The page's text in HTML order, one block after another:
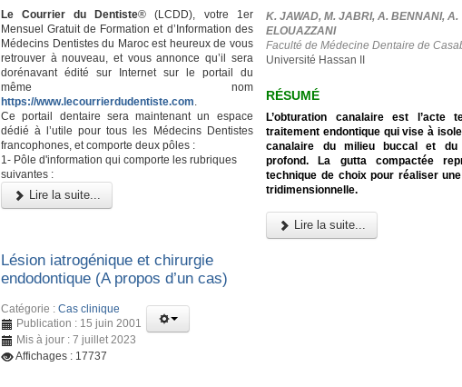
Le Courrier du Dentiste® (LCDD), votre 1er
Mensuel Gratuit de Formation et d’Information des
Médecins Dentistes du Maroc est heureux de vous
retrouver à nouveau, et vous annonce qu’il sera
dorénavant édité sur Internet sur le portail du
même nom
https://www.lecourrierdudentiste.com
Ce portail dentaire sera maintenant un espace
dédié à l’utile pour tous les Médecins Dentistes
francophones, et comporte deux pôles :
1- Pôle d'information qui comporte les rubriques
suivantes :
Lire la suite...
K. JAWAD, M. JABRI, A. BENNANI, A.
ELOUAZZANI
Faculté de Médecine Dentaire de
Université Hassan II
RÉSUMÉ
L’obturation canalaire est l’acte
traitement endontique qui vise à
canalaire du milieu buccal et du
profond. La gutta compactée
technique de choix pour réaliser
tridimensionnelle.
Lire la suite...
Lésion iatrogénique et chirurgie
endodontique (A propos d’un cas)
Catégorie : Cas clinique
Publication : 15 juin 2001
Mis à jour : 7 juillet 2023
Affichages : 17737